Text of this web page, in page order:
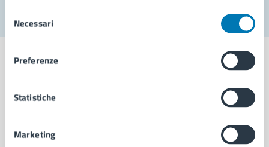
delNecessari
Preferenze
Statistiche
Marketing
Comune di Napoli
AMMINISTRAZIONE